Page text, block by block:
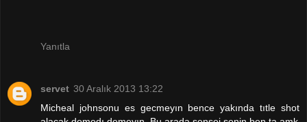
Yanıtla
servet 30 Aralık 2013 13:22
Micheal johnsonu es gecmeyın bence yakında tıtle shot